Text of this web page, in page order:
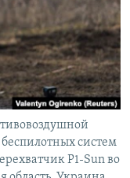
систем
P1-Sun во